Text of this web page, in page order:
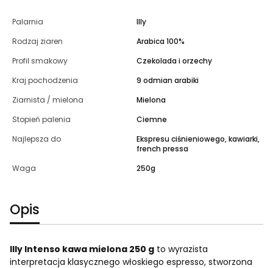
Palarnia
Illy
Rodzaj ziaren
Arabica 100%
Profil smakowy
Czekolada i orzechy
Kraj pochodzenia
9 odmian arabiki
Ziarnista / mielona
Mielona
Stopień palenia
Ciemne
Najlepsza do
Ekspresu ciśnieniowego, kawiarki,
french pressa
Waga
250g
Opis
Illy Intenso kawa mielona 250 g to wyrazista
interpretacja klasycznego włoskiego espresso, stworzona